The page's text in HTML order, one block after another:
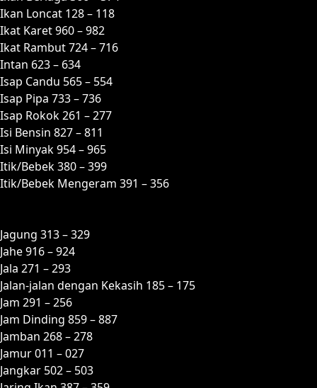
Ikan Loncat 128 – 118
Ikat Karet 960 – 982
Ikat Rambut 724 – 716
Intan 623 – 634
Isap Candu 565 – 554
Isap Pipa 733 – 736
Isap Rokok 261 – 277
Isi Bensin 827 – 811
Isi Minyak 954 – 965
Itik/Bebek 380 – 399
Itik/Bebek Mengeram 391 – 356
Jagung 313 – 329
Jahe 916 – 924
Jala 271 – 293
Jalan-jalan dengan Kekasih 185 – 175
Jam 291 – 256
Jam Dinding 859 – 887
Jamban 268 – 278
Jamur 011 – 027
Jangkar 502 – 503